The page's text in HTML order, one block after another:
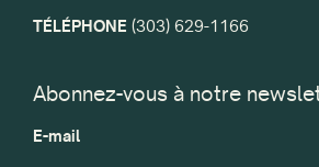
TÉLÉPHONE (303) 629-1166
Abonnez-vous à notre
E-mail